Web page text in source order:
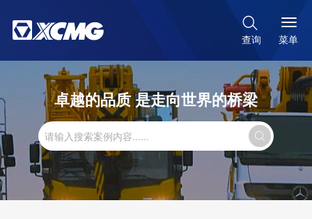

查询 菜单
卓越的品质 是走向世界的桥梁
